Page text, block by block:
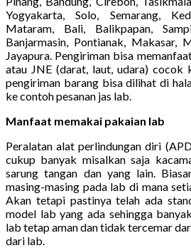
Yogyakarta, Solo, Semarang,
Mataram, Bali, Balikpapan,
Banjarmasin, Pontianak, Makasar,
Jayapura. Pengiriman bisa
atau JNE (darat, laut, udara) cocok
pengiriman barang bisa dilihat di
ke contoh pesanan jas lab.
Manfaat memakai pakaian lab
Peralatan alat perlindungan diri
cukup banyak misalkan saja
sarung tangan dan yang lain.
masing-masing pada lab di mana
Akan tetapi pastinya telah ada
model lab yang ada sehingga
lab tetap aman dan tidak tercemar
dari lab.